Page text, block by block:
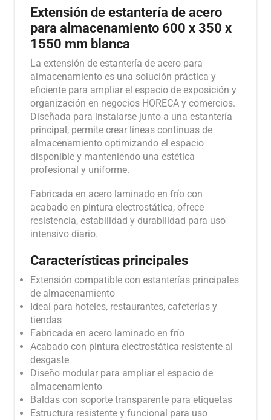
Extensión de estantería de acero
para almacenamiento 600 x 350 x
1550 mm blanca
La extensión de estantería de acero para
almacenamiento es una solución práctica y
eficiente para ampliar el espacio de exposición y
organización en negocios HORECA y comercios.
Diseñada para instalarse junto a una estantería
principal, permite crear líneas continuas de
almacenamiento optimizando el espacio
disponible y manteniendo una estética
profesional y uniforme.
Fabricada en acero laminado en frío con
acabado en pintura electrostática, ofrece
resistencia, estabilidad y durabilidad para uso
intensivo diario.
Características principales
Extensión compatible con estanterías principales
de almacenamiento
Ideal para hoteles, restaurantes, cafeterías y
tiendas
Fabricada en acero laminado en frío
Acabado con pintura electrostática resistente al
desgaste
Diseño modular para ampliar el espacio de
almacenamiento
Baldas con soporte transparente para etiquetas
Estructura resistente y funcional para uso